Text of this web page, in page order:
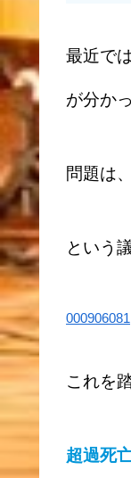
最近で
が分か
問題は
という
000906081
これを
超過死